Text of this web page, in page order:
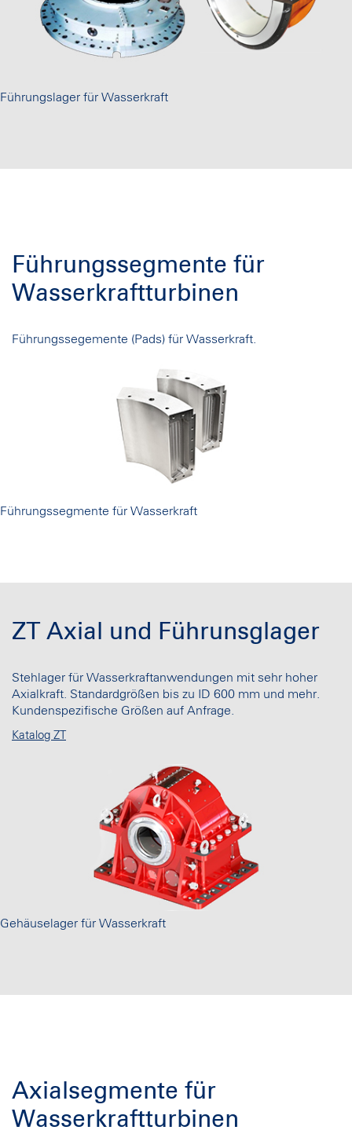
Führungslager für Wasserkraft
Führungssegmente für Wasserkraft
Führungssegmente für
Wasserkraftturbinen
Führungssegemente (Pads) für Wasserkraft.
Gehäuselager für Wasserkraft
ZT Axial und Führunsglager
Stehlager für Wasserkraftanwendungen mit sehr hoher
Axialkraft. Standardgrößen bis zu ID 600 mm und mehr.
Kundenspezifische Größen auf Anfrage.
Katalog ZT
Axialsegmente für
Wasserkraftturbinen